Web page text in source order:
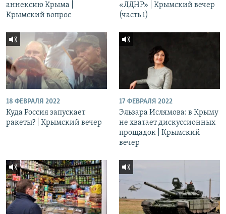
аннексию Крыма |
Крымский вопрос
«ЛДНР» | Крымский вечер
(часть 1)
18 ФЕВРАЛЯ 2022
Куда Россия запускает
ракеты? | Крымский вечер
17 ФЕВРАЛЯ 2022
Эльзара Ислямова: в Крыму
не хватает дискуссионных
прощадок | Крымский
вечер